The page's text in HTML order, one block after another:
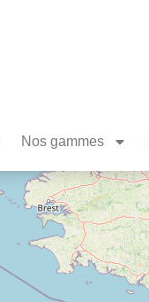
Nos gammes